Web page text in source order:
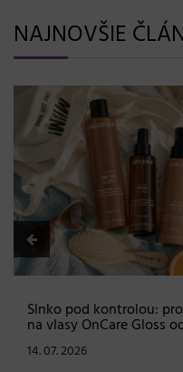
NAJNOVŠIE
starostlivosť